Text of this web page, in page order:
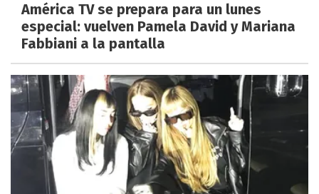
América TV se prepara para un lunes
especial: vuelven Pamela David y Mariana
Fabbiani a la pantalla